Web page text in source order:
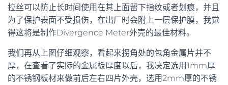
拉丝可以防止长时间使用在其上面留下指纹或者划痕，并且
为了保护表面不受损伤，在出厂时会附上一层保护膜，我觉
得这将是制作Divergence Meter外壳的最佳材料。
我们再从上图仔细观察，看起来拐角处的包角金属片并不
厚，在查看了实际的金属板厚度以后，我决定选用1mm厚
的不锈钢板材来做前后左右四片外壳，选用2mm厚的不锈